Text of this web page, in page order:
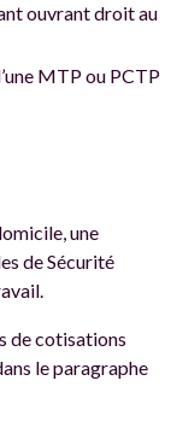
ouvrant droit au
MTP ou PCTP
une
de Sécurité
de cotisations
le paragraphe